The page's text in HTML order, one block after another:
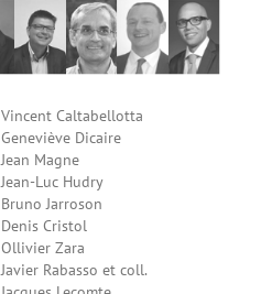
Vincent Caltabellotta
Geneviève Dicaire
Jean Magne
Jean-Luc Hudry
Bruno Jarroson
Denis Cristol
Ollivier Zara
Javier Rabasso et coll.